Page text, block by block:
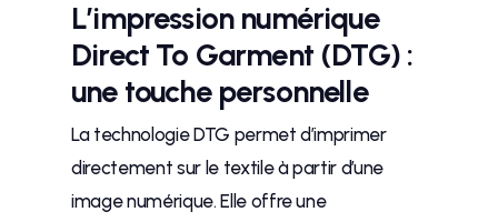
L’impression numérique
Direct To Garment (DTG) :
une touche personnelle
La technologie DTG permet d’imprimer
directement sur le textile à partir d’une
image numérique. Elle offre une